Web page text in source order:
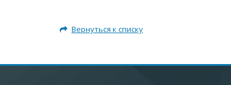
Вернуться к списку